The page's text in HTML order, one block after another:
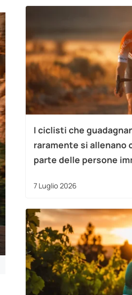
I ciclisti che
raramente si allenano
parte delle persone
7 Luglio 2026